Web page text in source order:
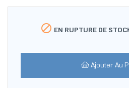
 EN RUPTURE DE
Ajouter Au